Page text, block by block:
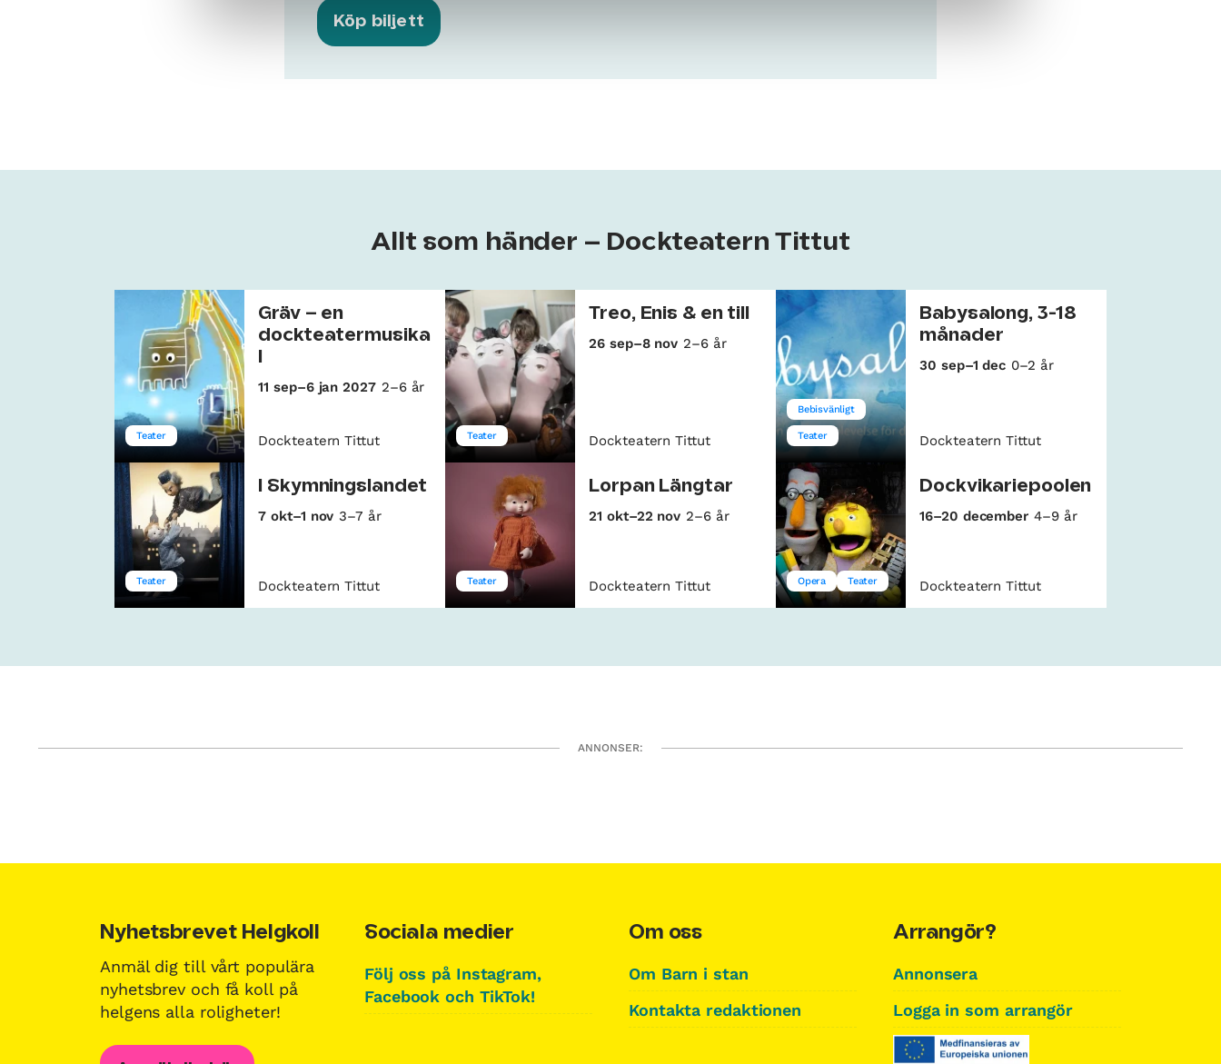
Köp biljett
Allt som händer – Dockteatern Tittut
Teater
Gräv – en
dockteatermusika
11 sep–6 jan 2027 2–6 år
Dockteatern Tittut Teater
Treo, Enis & en till
26 sep–8 nov 2–6 år
Dockteatern Tittut
Bebisvänligt
Teater
Babysalong, 3-18
månader
30 sep–1 dec 0–2 år
Dockteatern Tittut
Teater
I Skymningslandet
7 okt–1 nov 3–7 år
Dockteatern Tittut Teater
Lorpan Längtar
21 okt–22 nov 2–6 år
Dockteatern Tittut Opera Teater
Dockvikariepoolen
16–20 december 4–9 år
Dockteatern Tittut
ANNONSER:
Nyhetsbrevet Helgkoll
Anmäl dig till vårt populära
nyhetsbrev och få koll på
helgens alla roligheter!
Sociala medier
Följ oss på Instagram,
Facebook och TikTok!
Om oss
Om Barn i stan
Kontakta redaktionen
Arrangör?
Annonsera
Logga in som arrangör